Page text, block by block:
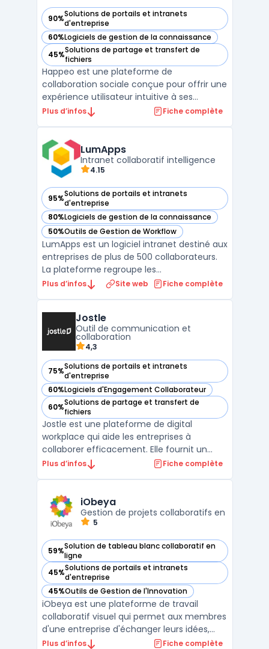
90%Solutions de portails et intranets
d'entreprise
— voir Happeo dans cette catégorie
60%Logiciels de gestion de la connaissance
— voir Happeo dans cette catégorie
45%Solutions de partage et transfert de
fichiers
— voir Happeo dans cette catégorie
Happeo est une plateforme de
collaboration sociale conçue pour offrir une
expérience utilisateur intuitive à ses
utilisateurs. La plateforme dispose de
vidéoconférence, les applications
d'entreprise et les notifications en temps
rée ...
Plus d’infos Fiche complète
LumApps
Intranet collaboratif intelligence
4.15
95%Solutions de portails et intranets
d'entreprise
— voir LumApps dans cette catégorie
80%Logiciels de gestion de la connaissance
— voir LumApps dans cette catégorie
50%Outils de Gestion de Workflow
— voir LumApps dans cette catégorie
LumApps est un logiciel intranet destiné aux
entreprises de plus de 500 collaborateurs.
La plateforme regroupe les
communications internes, les documents
communication publient des actualités
ciblées par site, département ou ...
Plus d’infos Site web Fiche complète
Jostle
Outil de communication et
collaboration
4,3
75%Solutions de portails et intranets
d'entreprise
— voir Jostle dans cette catégorie
60%Logiciels d'Engagement Collaborateur
— voir Jostle dans cette catégorie
60%Solutions de partage et transfert de
fichiers
— voir Jostle dans cette catégorie
Jostle est une plateforme de digital
workplace qui aide les entreprises à
collaborer efficacement. Elle fournit un
espace de travail en ligne où les employés
entreprises peuvent créer des
communautés en ligne pour des dépa ...
Plus d’infos Fiche complète
iObeya
Gestion de projets collaboratifs en
5
59%Solution de tableau blanc collaboratif en
ligne
— voir iObeya dans cette catégorie
45%Solutions de portails et intranets
d'entreprise
— voir iObeya dans cette catégorie
45%Outils de Gestion de l'Innovation
— voir iObeya dans cette catégorie
iObeya est une plateforme de travail
collaboratif visuel qui permet aux membres
d'une entreprise d'échanger leurs idées,
leurs connaissances et informations en
Plus d’infos Fiche complète